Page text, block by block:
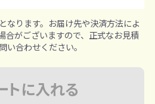
なります。お届け先や決済方法によ
合がございますので、正式なお見積
い合わせください。
トに入れる